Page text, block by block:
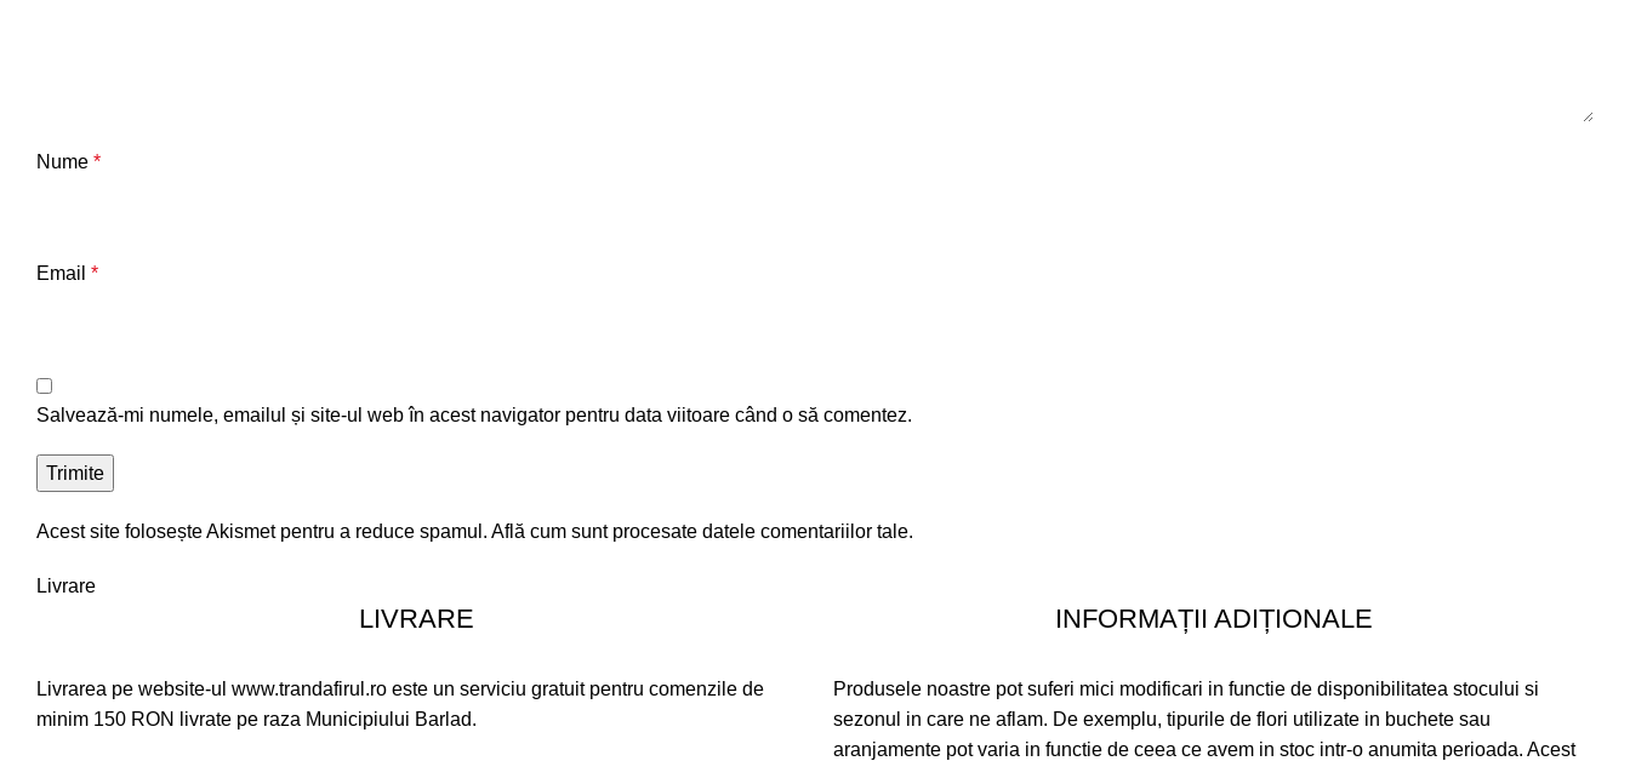
Nume *
Email *
Salvează-mi numele, emailul și site-ul web în acest navigator pentru data viitoare când o să comentez.
Acest site folosește Akismet pentru a reduce spamul. Află cum sunt procesate datele comentariilor tale.
Livrare
LIVRARE
Livrarea pe website-ul www.trandafirul.ro este un serviciu gratuit pentru comenzile de
minim 150 RON livrate pe raza Municipiului Barlad.
INFORMAȚII ADIȚIONALE
Produsele noastre pot suferi mici modificari in functie de disponibilitatea stocului si
sezonul in care ne aflam. De exemplu, tipurile de flori utilizate in buchete sau
aranjamente pot varia in functie de ceea ce avem in stoc intr-o anumita perioada. Acest